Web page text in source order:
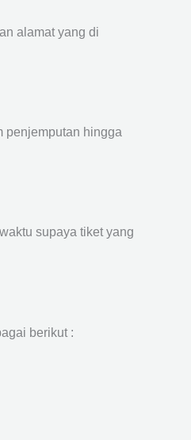
alamat yang di
penjemputan hingga
supaya tiket yang
berikut :